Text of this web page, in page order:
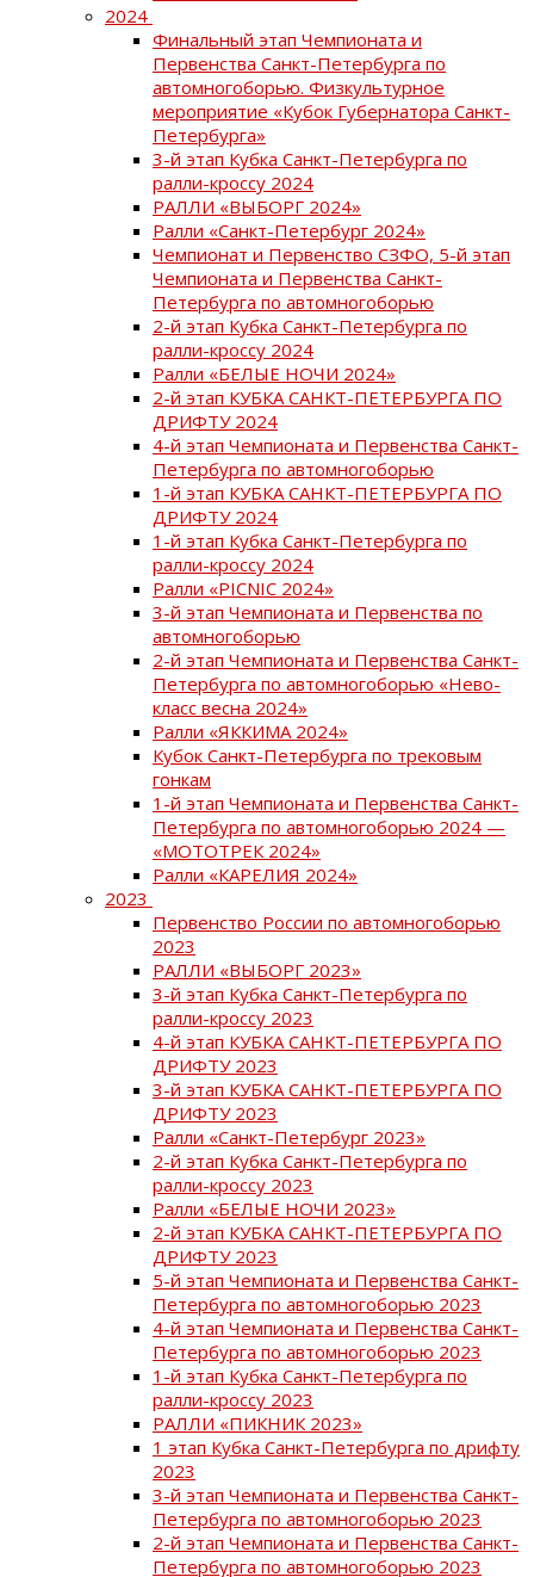
2024
Финальный этап Чемпионата и
Первенства Санкт-Петербурга по
автомногоборью. Физкультурное
мероприятие «Кубок Губернатора Санкт-
Петербурга»
3-й этап Кубка Санкт-Петербурга по
ралли-кроссу 2024
РАЛЛИ «ВЫБОРГ 2024»
Ралли «Санкт-Петербург 2024»
Чемпионат и Первенство СЗФО, 5-й этап
Чемпионата и Первенства Санкт-
Петербурга по автомногоборью
2-й этап Кубка Санкт-Петербурга по
ралли-кроссу 2024
Ралли «БЕЛЫЕ НОЧИ 2024»
2-й этап КУБКА САНКТ-ПЕТЕРБУРГА ПО
ДРИФТУ 2024
4-й этап Чемпионата и Первенства Санкт-
Петербурга по автомногоборью
1-й этап КУБКА САНКТ-ПЕТЕРБУРГА ПО
ДРИФТУ 2024
1-й этап Кубка Санкт-Петербурга по
ралли-кроссу 2024
Ралли «PICNIC 2024»
3-й этап Чемпионата и Первенства по
автомногоборью
2-й этап Чемпионата и Первенства Санкт-
Петербурга по автомногоборью «Нево-
класс весна 2024»
Ралли «ЯККИМА 2024»
Кубок Санкт-Петербурга по трековым
гонкам
1-й этап Чемпионата и Первенства Санкт-
Петербурга по автомногоборью 2024 —
«МОТОТРЕК 2024»
Ралли «КАРЕЛИЯ 2024»
2023
Первенство России по автомногоборью
2023
РАЛЛИ «ВЫБОРГ 2023»
3-й этап Кубка Санкт-Петербурга по
ралли-кроссу 2023
4-й этап КУБКА САНКТ-ПЕТЕРБУРГА ПО
ДРИФТУ 2023
3-й этап КУБКА САНКТ-ПЕТЕРБУРГА ПО
ДРИФТУ 2023
Ралли «Санкт-Петербург 2023»
2-й этап Кубка Санкт-Петербурга по
ралли-кроссу 2023
Ралли «БЕЛЫЕ НОЧИ 2023»
2-й этап КУБКА САНКТ-ПЕТЕРБУРГА ПО
ДРИФТУ 2023
5-й этап Чемпионата и Первенства Санкт-
Петербурга по автомногоборью 2023
4-й этап Чемпионата и Первенства Санкт-
Петербурга по автомногоборью 2023
1-й этап Кубка Санкт-Петербурга по
ралли-кроссу 2023
РАЛЛИ «ПИКНИК 2023»
1 этап Кубка Санкт-Петербурга по дрифту
2023
3-й этап Чемпионата и Первенства Санкт-
Петербурга по автомногоборью 2023
2-й этап Чемпионата и Первенства Санкт-
Петербурга по автомногоборью 2023